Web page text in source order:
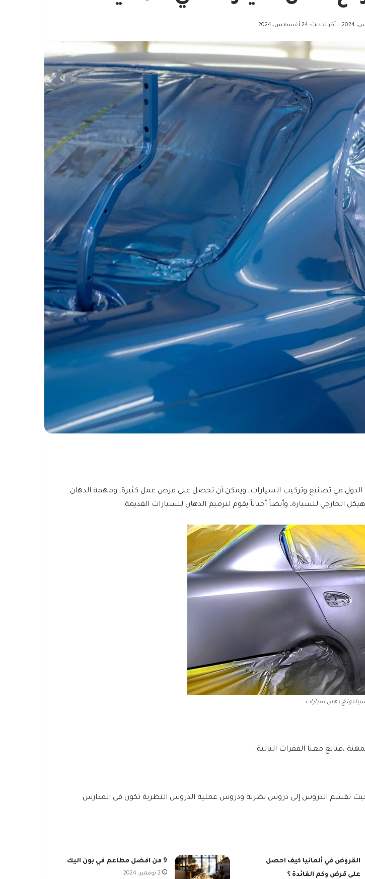
آخر تحديث: 24 أغسطس، 2024
الدول في تصنيع وتركيب السيارات، ويمكن أن تحصل على فرص عمل كثيرة، ومهمة الدهان
الخارجي للسيارة، وأيضاً أحياناً يقوم لترميم الدهان للسيارات القديمة.
دهان سيارات
،فتابع معنا الفقرات التالية.
تقسم الدروس إلى دروس نظرية ودروس عملية الدروس النظرية تكون في المدارس
القروض في ألمانيا كيف احصل
على قرض وكم الفائدة ؟
9 من افضل مطاعم في بون اليك
2 نوفمبر، 2024